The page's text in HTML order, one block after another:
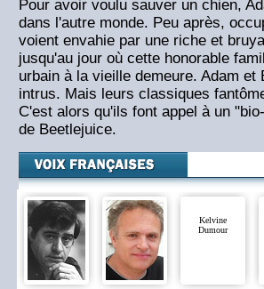
Pour avoir voulu sauver un chien,
dans l'autre monde. Peu après,
voient envahie par une riche et
jusqu'au jour où cette honorable
urbain à la vieille demeure. Adam
intrus. Mais leurs classiques
C'est alors qu'ils font appel à un
de Beetlejuice.
Kelvine
Dumour